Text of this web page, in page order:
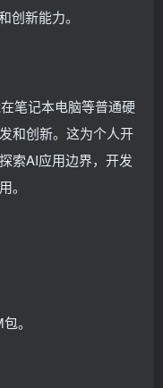
创新能力。
笔记本电脑等普通硬
和创新。这为个人开
索AI应用边界，开发
。
。